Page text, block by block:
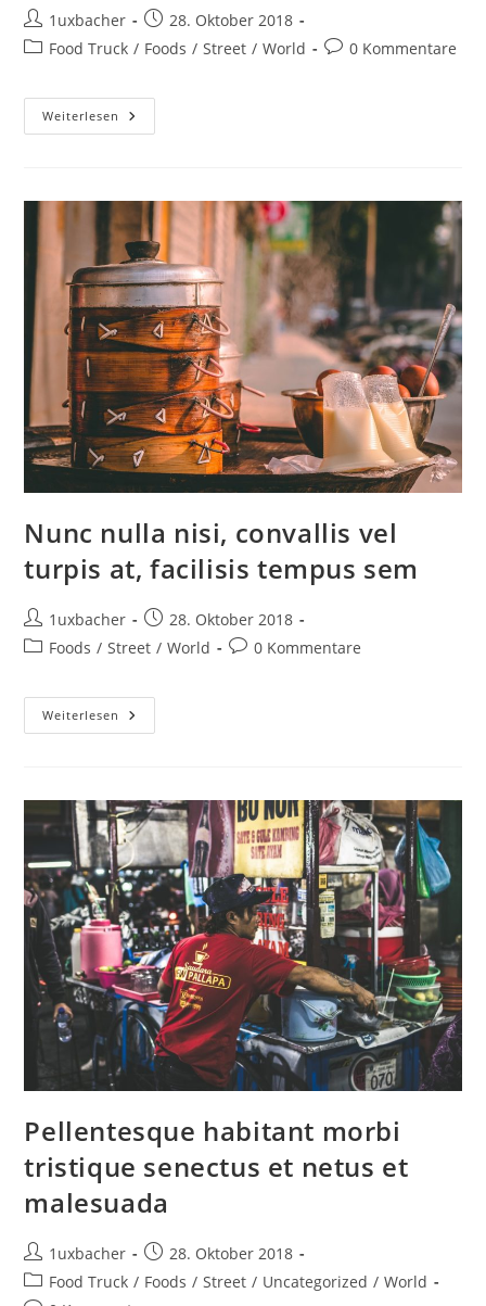
1uxbacher
28. Oktober 2018
Food Truck / Foods / Street / World 0 Kommentare
Weiterlesen
Nunc nulla nisi, convallis vel
turpis at, facilisis tempus sem
1uxbacher
28. Oktober 2018
Foods / Street / World 0 Kommentare
Weiterlesen
Pellentesque habitant morbi
tristique senectus et netus et
malesuada
1uxbacher
28. Oktober 2018
Food Truck / Foods / Street / Uncategorized / World